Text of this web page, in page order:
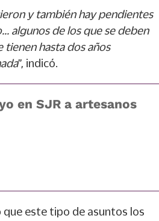
y también hay pendientes
algunos de los que se deben
tienen hasta dos años
”, indicó.
en SJR a artesanos
este tipo de asuntos los